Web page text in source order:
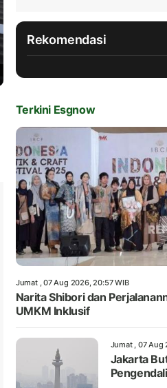
Rekomendasi
Terkini Esgnow
Jumat , 07 Aug 2026, 20:57 WIB
Narita Shibori dan
UMKM Inklusif
Jumat , 07 Aug
Jakarta